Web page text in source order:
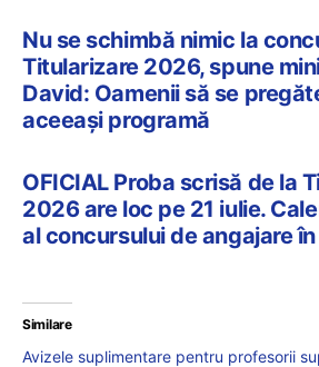
Nu se schimbă nimic la
Titularizare 2026, spune
David: Oamenii să se
aceeași programă
OFICIAL Proba scrisă de la
2026 are loc pe 21 iulie.
al concursului de angajare
Similare
Avizele suplimentare pentru profesorii